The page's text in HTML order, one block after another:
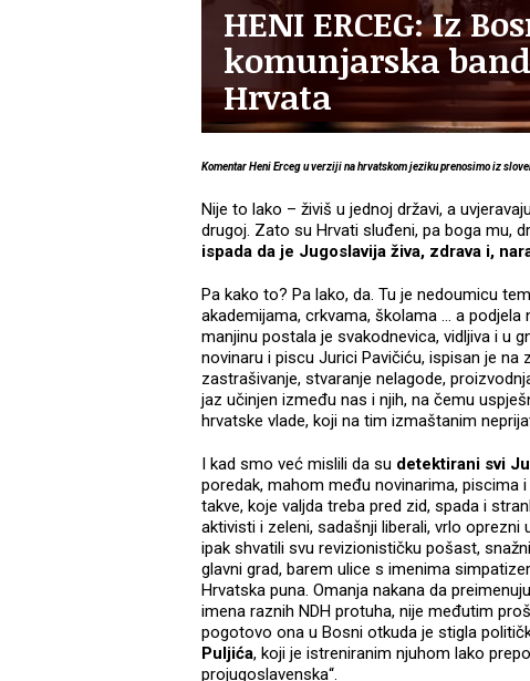
HENI ERCEG: Iz
komunjarska
Hrvata
Komentar Heni Erceg u verziji na hrvatskom jeziku prenosimo iz
Nije to lako – živiš u jednoj državi, a
drugoj. Zato su Hrvati sluđeni, pa boga mu,
ispada da je Jugoslavija živa, zdrava i,
Pa kako to? Pa lako, da. Tu je nedoumicu
akademijama, crkvama, školama … a podjela
manjinu postala je svakodnevica, vidljiva i u
novinaru i piscu Jurici Pavičiću, ispisan je na
zastrašivanje, stvaranje nelagode,
jaz učinjen između nas i njih, na čemu
hrvatske vlade, koji na tim izmaštanim
I kad smo već mislili da su detektirani svi
poredak, mahom među novinarima, piscima
takve, koje valjda treba pred zid, spada i
aktivisti i zeleni, sadašnji liberali, vrlo
ipak shvatili svu revizionističku pošast,
glavni grad, barem ulice s imenima
Hrvatska puna. Omanja nakana da
imena raznih NDH protuha, nije međutim
pogotovo ona u Bosni otkuda je stigla
Puljića, koji je istreniranim njuhom lako
projugoslavenska“.